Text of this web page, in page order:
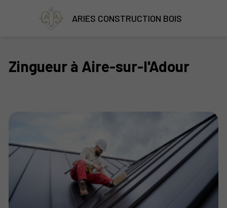
ARIES CONSTRUCTION BOIS
Zingueur à Aire-sur-l'Adour